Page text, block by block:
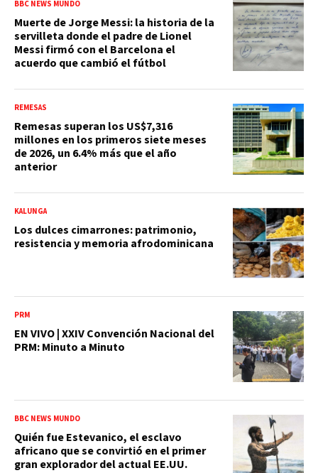
BBC NEWS MUNDO
Muerte de Jorge Messi: la historia de la
servilleta donde el padre de Lionel
Messi firmó con el Barcelona el
acuerdo que cambió el fútbol
REMESAS
Remesas superan los US$7,316
millones en los primeros siete meses
de 2026, un 6.4% más que el año
anterior
KALUNGA
Los dulces cimarrones: patrimonio,
resistencia y memoria afrodominicana
PRM
EN VIVO | XXIV Convención Nacional del
PRM: Minuto a Minuto
BBC NEWS MUNDO
Quién fue Estevanico, el esclavo
africano que se convirtió en el primer
gran explorador del actual EE.UU.